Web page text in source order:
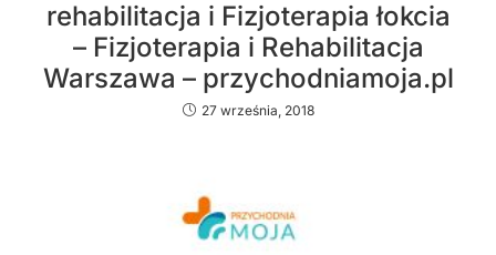
rehabilitacja i Fizjoterapia łokcia
– Fizjoterapia i Rehabilitacja
Warszawa – przychodniamoja.pl
27 września, 2018